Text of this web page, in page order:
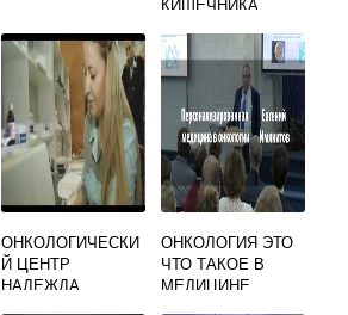
ОНКОЛОГИЧЕСКИ
Й ЦЕНТР
НАДЕЖДА
ОНКОЛОГИЯ ЭТО
ЧТО ТАКОЕ В
МЕДИЦИНЕ